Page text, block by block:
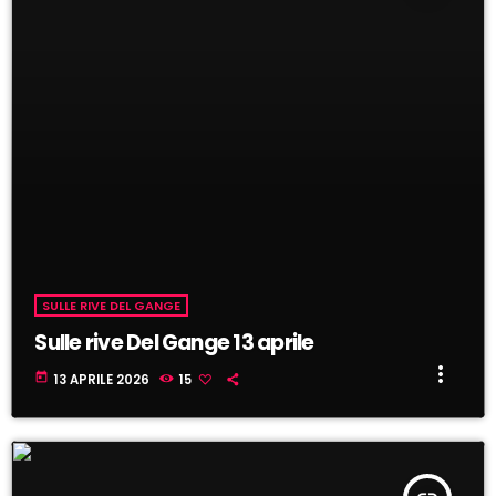
SULLE RIVE DEL GANGE
Sulle rive Del Gange 13 aprile
today 13 APRILE 2026 15 more_vert